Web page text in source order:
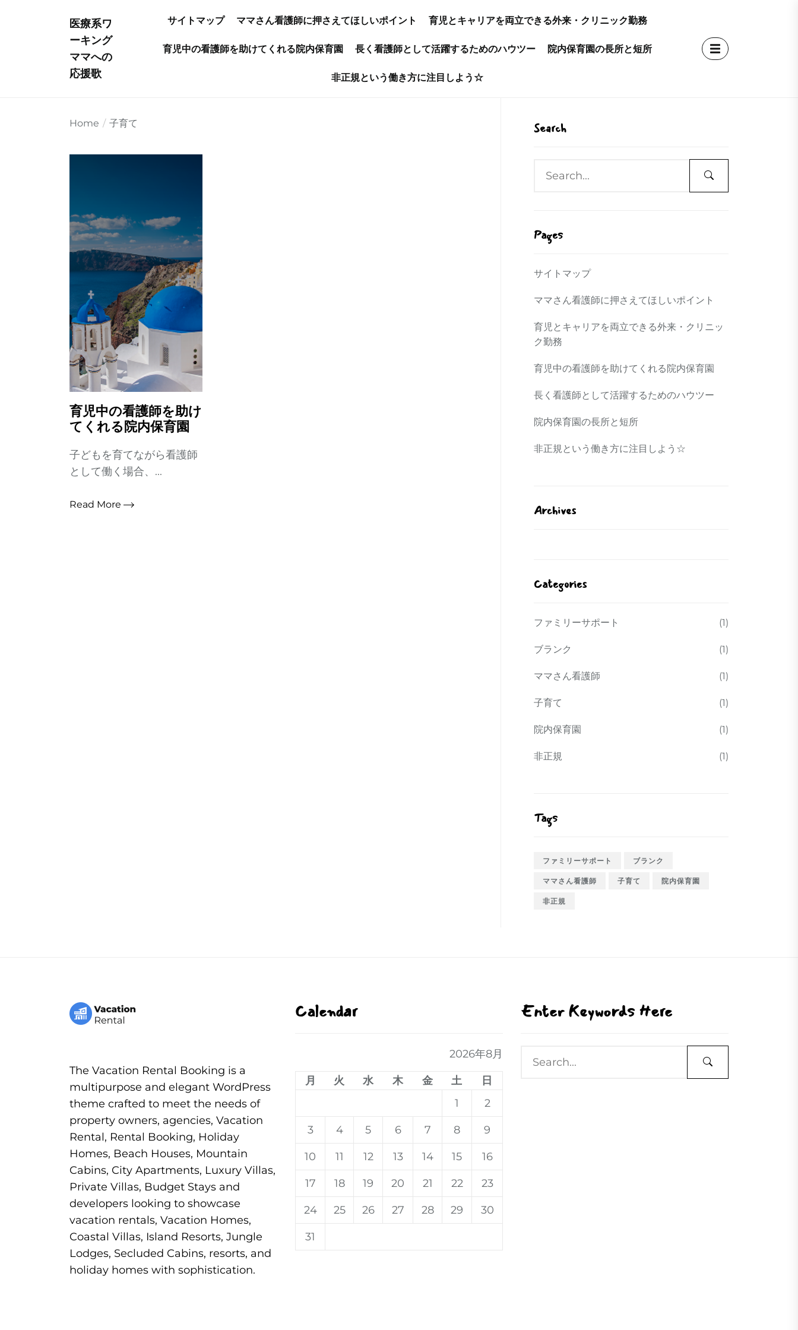
医療系ワ
ーキング
ママへの
応援歌
サイトマップ ママさん看護師に押さえてほしいポイント 育児とキャリアを両立できる外来・クリニック勤務
育児中の看護師を助けてくれる院内保育園 長く看護師として活躍するためのハウツー 院内保育園の長所と短所
非正規という働き方に注目しよう☆
Home 子育て
育児中の看護師を助け
てくれる院内保育園
子どもを育てながら看護師
として働く場合、...
Read More
Search
Pages
サイトマップ
ママさん看護師に押さえてほしいポイント
育児とキャリアを両立できる外来・クリニッ
ク勤務
育児中の看護師を助けてくれる院内保育園
長く看護師として活躍するためのハウツー
院内保育園の長所と短所
非正規という働き方に注目しよう☆
Archives
Categories
ファミリーサポート (1)
ブランク (1)
ママさん看護師 (1)
子育て (1)
院内保育園 (1)
非正規 (1)
Tags
ファミリーサポート ブランク
ママさん看護師 子育て 院内保育園
非正規
The Vacation Rental Booking is a
multipurpose and elegant WordPress
theme crafted to meet the needs of
property owners, agencies, Vacation
Rental, Rental Booking, Holiday
Homes, Beach Houses, Mountain
Cabins, City Apartments, Luxury Villas,
Private Villas, Budget Stays and
developers looking to showcase
vacation rentals, Vacation Homes,
Coastal Villas, Island Resorts, Jungle
Lodges, Secluded Cabins, resorts, and
holiday homes with sophistication.
Calendar
2026年8月
月 火 水 木 金 土
日
1
2
3 4 5 6 7 8 9
10 11 12 13 14 15 16
17 18 19 20 21 22 23
24 25 26 27 28 29 30
31
Enter Keywords Here